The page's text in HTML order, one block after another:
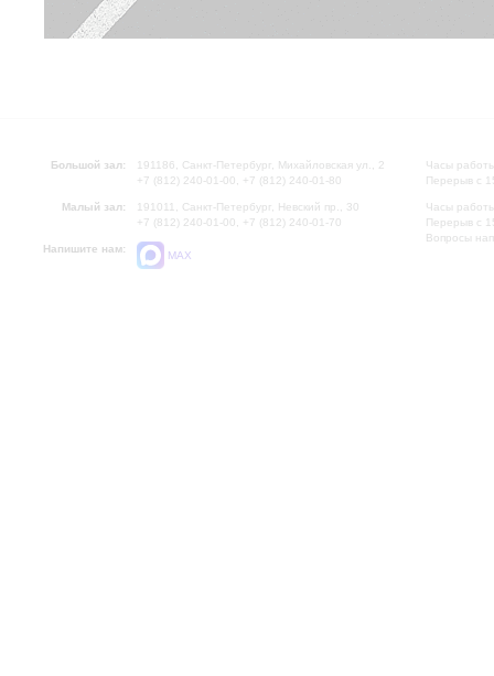
Большой зал:
191186, Санкт-Петербург, Михайловская ул., 2
+7 (812) 240-01-00, +7 (812) 240-01-80
Малый зал:
191011, Санкт-Петербург, Невский пр., 30
+7 (812) 240-01-00, +7 (812) 240-01-70
Напишите нам:
MAX
Часы
Перерыв с
Часы
Перерыв с
Вопросы